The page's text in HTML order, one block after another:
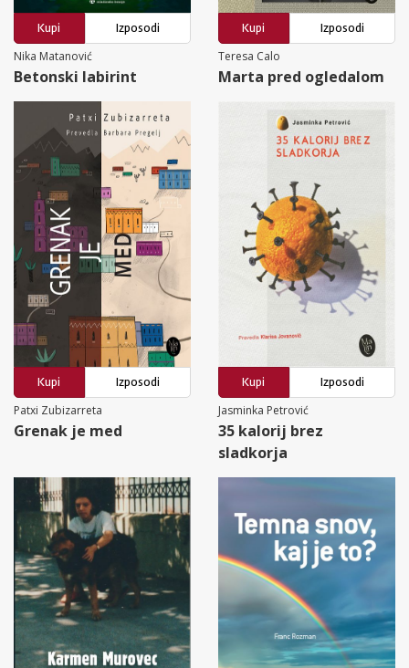
Kupi
Izposodi
Nika Matanović
Betonski labirint
Kupi
Izposodi
Teresa Calo
Marta pred ogledalom
Kupi
Izposodi
Patxi Zubizarreta
Grenak je med
Kupi
Izposodi
Jasminka Petrović
35 kalorij brez
sladkorja